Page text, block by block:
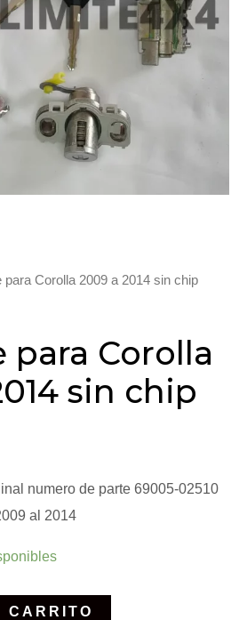
para Corolla 2009 a 2014 sin chip
para Corolla
sin chip
numero de parte 69005-02510
al 2014
CARRITO